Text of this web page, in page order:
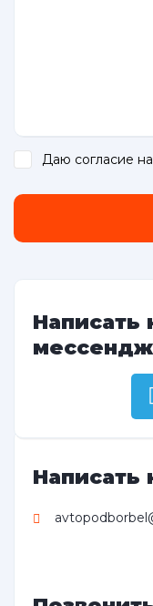
Даю согласие
Написать
Написать